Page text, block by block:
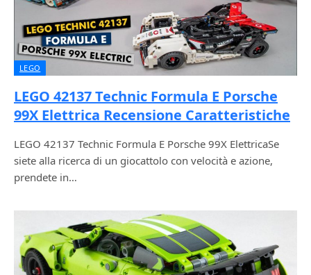
LEGO
LEGO 42137 Technic Formula E Porsche
99X Elettrica Recensione Caratteristiche
LEGO 42137 Technic Formula E Porsche 99X ElettricaSe
siete alla ricerca di un giocattolo con velocità e azione,
prendete in…